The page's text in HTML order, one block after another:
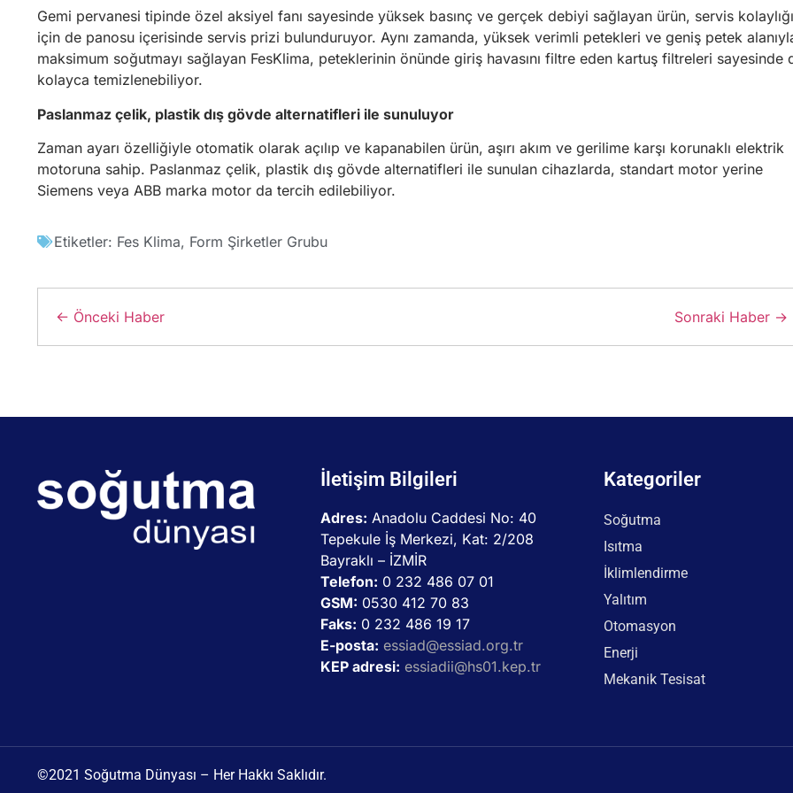
Gemi pervanesi tipinde özel aksiyel fanı sayesinde yüksek basınç ve gerçek debiyi sağlayan ürün, servis kolaylığı
için de panosu içerisinde servis prizi bulunduruyor. Aynı zamanda, yüksek verimli petekleri ve geniş petek
maksimum soğutmayı sağlayan FesKlima, peteklerinin önünde giriş havasını filtre eden kartuş filtreleri sayesinde
kolayca temizlenebiliyor.
Paslanmaz çelik, plastik dış gövde alternatifleri ile sunuluyor
Zaman ayarı özelliğiyle otomatik olarak açılıp ve kapanabilen ürün, aşırı akım ve gerilime karşı korunaklı elektrik
motoruna sahip. Paslanmaz çelik, plastik dış gövde alternatifleri ile sunulan cihazlarda, standart motor yerine
Siemens veya ABB marka motor da tercih edilebiliyor.
Etiketler: Fes Klima, Form Şirketler Grubu
← Önceki Haber Sonraki Haber →
İletişim Bilgileri
Adres: Anadolu Caddesi No: 40
Tepekule İş Merkezi, Kat: 2/208
Bayraklı – İZMİR
Telefon: 0 232 486 07 01
GSM: 0530 412 70 83
Faks: 0 232 486 19 17
E-posta: essiad@essiad.org.tr
KEP adresi: essiadii@hs01.kep.tr
Kategoriler
Soğutma
Isıtma
İklimlendirme
Yalıtım
Otomasyon
Enerji
Mekanik Tesisat
©2021 Soğutma Dünyası – Her Hakkı Saklıdır.